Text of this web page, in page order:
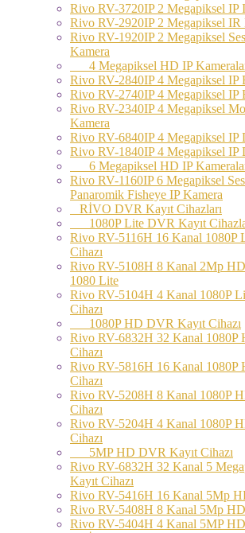
Rivo RV-3720IP 2 Megapiksel IP
Rivo RV-2920IP 2 Megapiksel IR
Rivo RV-1920IP 2 Megapiksel
Kamera
4 Megapiksel HD IP
Rivo RV-2840IP 4 Megapiksel IP
Rivo RV-2740IP 4 Megapiksel IP
Rivo RV-2340IP 4 Megapiksel
Kamera
Rivo RV-6840IP 4 Megapiksel IP
Rivo RV-1840IP 4 Megapiksel IP
6 Megapiksel HD IP
Rivo RV-1160IP 6 Megapiksel
Panaromik Fisheye IP Kamera
RİVO DVR Kayıt Cihazları
1080P Lite DVR Kayıt
Rivo RV-5116H 16 Kanal 1080P
Cihazı
Rivo RV-5108H 8 Kanal 2Mp
1080 Lite
Rivo RV-5104H 4 Kanal 1080P
Cihazı
1080P HD DVR Kayıt Cihazı
Rivo RV-6832H 32 Kanal 1080P
Cihazı
Rivo RV-5816H 16 Kanal 1080P
Cihazı
Rivo RV-5208H 8 Kanal 1080P
Cihazı
Rivo RV-5204H 4 Kanal 1080P
Cihazı
5MP HD DVR Kayıt Cihazı
Rivo RV-6832H 32 Kanal 5
Kayıt Cihazı
Rivo RV-5416H 16 Kanal 5Mp
Rivo RV-5408H 8 Kanal 5Mp
Rivo RV-5404H 4 Kanal 5MP